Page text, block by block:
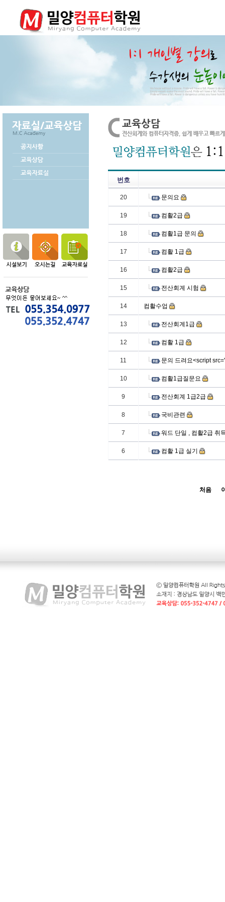
번호
20 문의요
19 컴활2급
18 컴활1급 문의
17 컴활 1급
16 컴활2급
15 전산회계 시험
14 컴활수업
13 전산회계1급
12 컴활 1급
11 문의 드려요<script
10 컴활1급질문요
9 전산회계 1급2급
8 국비관련
7 워드 단일 , 컴활2급 취
6 컴활 1급 실기
처음